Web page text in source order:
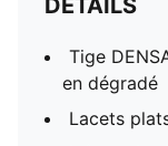
DÉTAILS
Tige
en dégradé
Lacets